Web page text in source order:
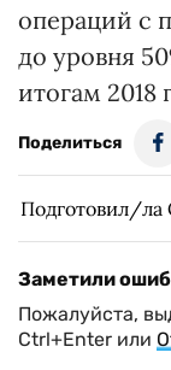
операций с
до уровня
итогам 2018
Поделиться
Подготовил/ла
Заметили
Пожалуйста,
Ctrl+Enter или